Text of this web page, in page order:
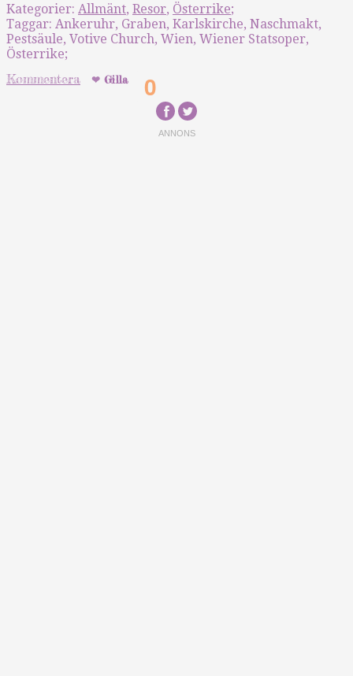
Kategorier: Allmänt, Resor, Österrike;
Taggar: Ankeruhr, Graben, Karlskirche, Naschmakt,
Pestsäule, Votive Church, Wien, Wiener Statsoper,
Österrike;
Kommentera 0
Gilla